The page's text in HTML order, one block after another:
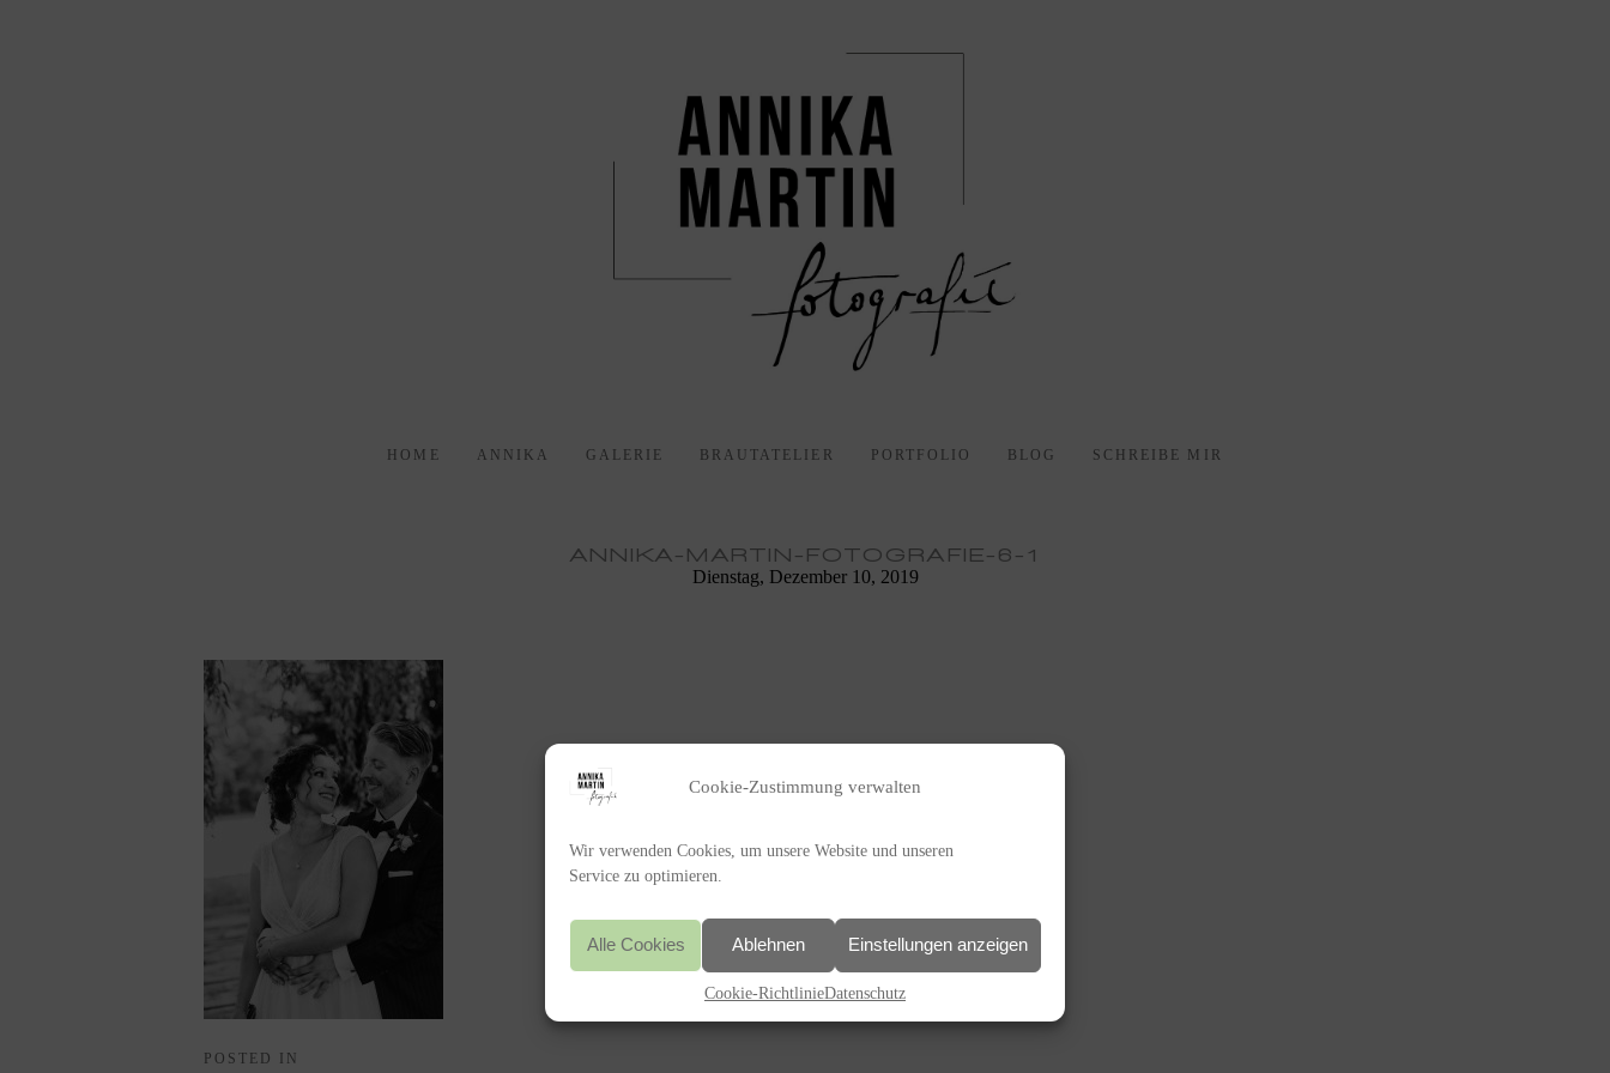
Cookie-Zustimmung verwalten
Wir verwenden Cookies, um unsere Website und unseren
Service zu optimieren.
Alle Cookies Ablehnen Einstellungen anzeigen
Cookie-RichtlinieDatenschutz
HOME ANNIKA GALERIE BRAUTATELIER PORTFOLIO BLOG SCHREIBE MIR
ANNIKA-MARTIN-FOTOGRAFIE-6-1
Dienstag, Dezember 10, 2019
POSTED IN